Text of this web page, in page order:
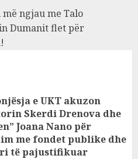
ngjau me Talo
Dumanit flet për
e UKT akuzon
Skerdi Drenova dhe
Joana Nano për
me fondet publike dhe
të pajustifikuar